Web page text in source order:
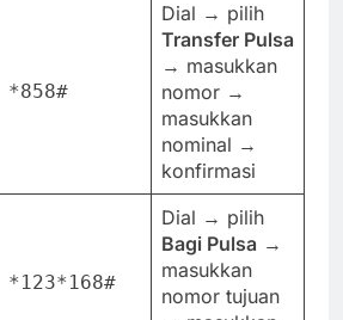
*858#
Dial → pilih
Transfer Pulsa
→ masukkan
nomor →
masukkan
nominal →
konfirmasi
*123*168#
Dial → pilih
Bagi Pulsa →
masukkan
nomor tujuan